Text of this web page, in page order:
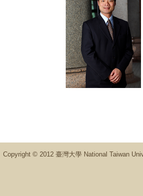
Copyright © 2012 臺灣大學 National Taiwan